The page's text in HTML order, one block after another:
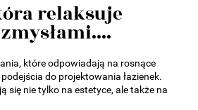
relaksuje
które odpowiadają na rosnące
do projektowania łazienek.
się nie tylko na estetyce, ale także na